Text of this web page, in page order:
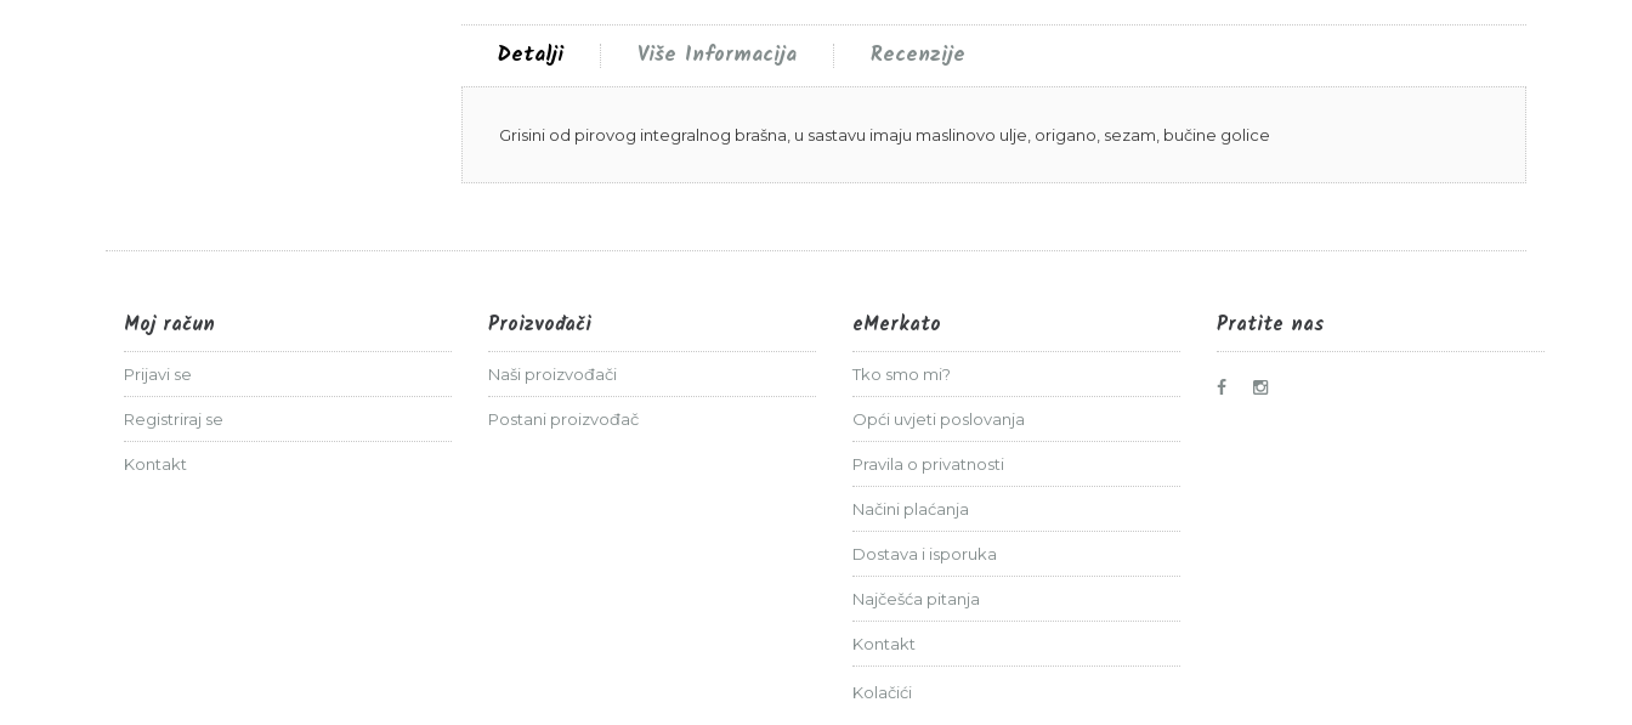
Detalji
Grisini od pirovog integralnog brašna, u sastavu imaju maslinovo ulje, origano, sezam, bučine golice
Više Informacija Recenzije
Moj račun
Prijavi se
Registriraj se
Kontakt
Proizvođači
Naši proizvođači
Postani proizvođač
eMerkato
Tko smo mi?
Opći uvjeti poslovanja
Pravila o privatnosti
Načini plaćanja
Dostava i isporuka
Najčešća pitanja
Kontakt
Kolačići
Pratite nas